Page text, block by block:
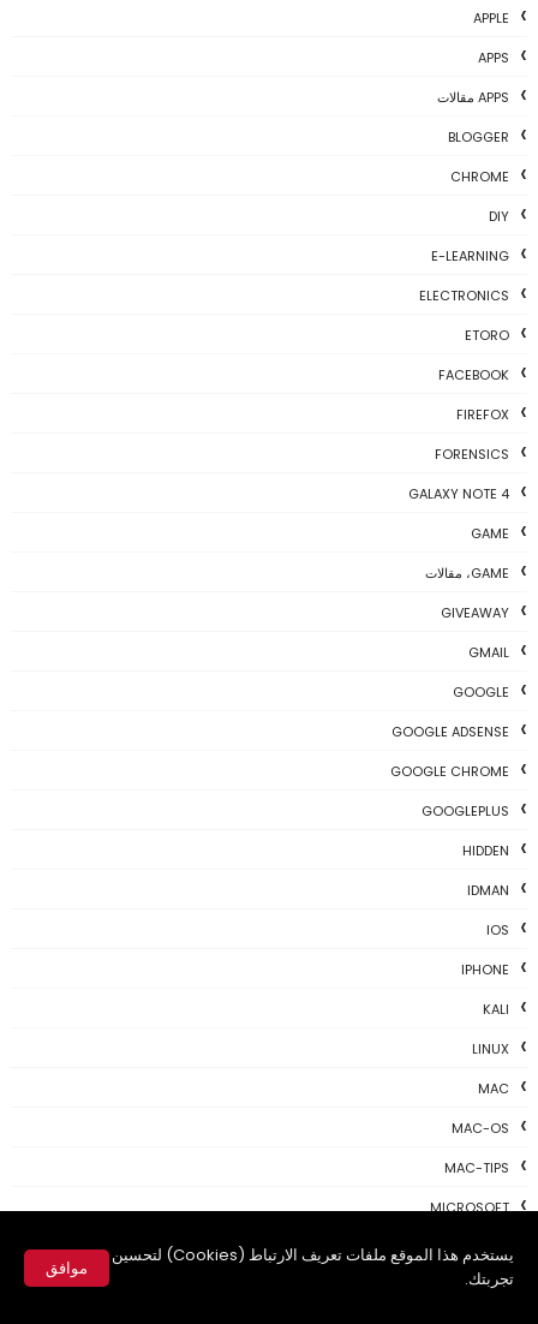
يستخدم هذا الموقع ملفات تعريف الارتباط (Cookies) لتحسين
تجربتك.
موافق
APPLE
APPS
APPS مقالات
BLOGGER
CHROME
DIY
E-LEARNING
ELECTRONICS
ETORO
FACEBOOK
FIREFOX
FORENSICS
GALAXY NOTE 4
GAME
GAME، مقالات
GIVEAWAY
GMAIL
GOOGLE
GOOGLE ADSENSE
GOOGLE CHROME
GOOGLEPLUS
HIDDEN
IDMAN
IOS
IPHONE
KALI
LINUX
MAC
MAC-OS
MAC-TIPS
MICROSOFT
NEWS TODAY
PAYONEER